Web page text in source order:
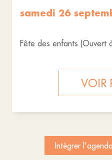
samedi 26
Fête des enfants (Ouvert
VOIR
Intégrer